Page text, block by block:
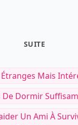
SUITE
Mais
De Dormir
Un Ami À